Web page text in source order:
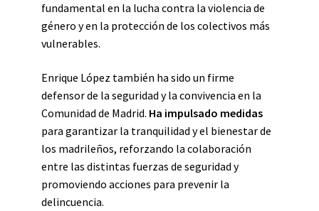
fundamental en la lucha contra la violencia de
género y en la protección de los colectivos más
vulnerables.
Enrique López también ha sido un firme
defensor de la seguridad y la convivencia en la
Comunidad de Madrid. Ha impulsado medidas
para garantizar la tranquilidad y el bienestar de
los madrileños, reforzando la colaboración
entre las distintas fuerzas de seguridad y
promoviendo acciones para prevenir la
delincuencia.